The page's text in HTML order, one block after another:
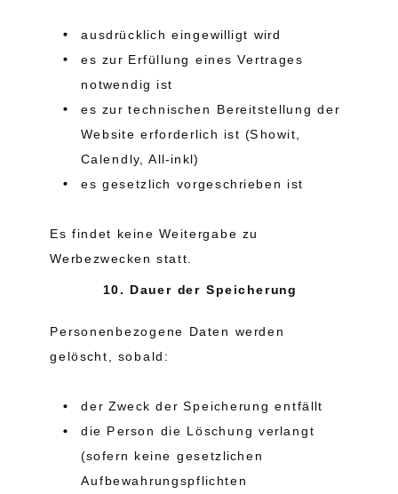
ausdrücklich eingewilligt wird
es zur Erfüllung eines Vertrages
notwendig ist
es zur technischen Bereitstellung der
Website erforderlich ist (Showit,
Calendly, All-inkl)
es gesetzlich vorgeschrieben ist
Es findet keine Weitergabe zu
Werbezwecken statt.
10. Dauer der Speicherung
Personenbezogene Daten werden
gelöscht, sobald:
der Zweck der Speicherung entfällt
die Person die Löschung verlangt
(sofern keine gesetzlichen
Aufbewahrungspflichten